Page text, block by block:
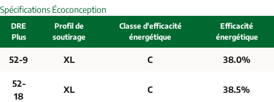
Spécifications Écoconception
DRE
Plus
Profil de
soutirage
Classe d'efficacité
énergétique
Efficacité
énergétique
52-9 XL C 38.0%
52-
18
XL C 38.5%